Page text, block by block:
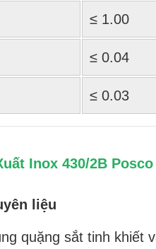
≤ 1.00
≤ 0.04
≤ 0.03
Inox 430/2B Posco
liệu
quặng sắt tinh khiết